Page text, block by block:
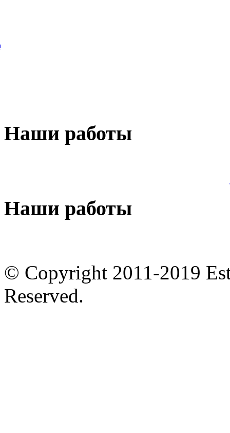
Наши работы
Наши работы
© Copyright 2011-2019
Reserved.